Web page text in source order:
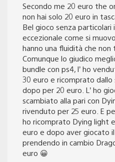
Secondo me 20 euro the
non hai solo 20 euro in
Bel gioco senza particolari
eccezionale come si
hanno una fluidità che non
Comunque lo giudico
bundle con ps4, l’ ho
30 euro e ricomprato
dopo per 20 euro. L’ ho
scambiato alla pari con
rivenduto per 25 euro. E
ho ricomprato Dying light
euro e dopo aver giocato
prendendo in cambio
euro 😀